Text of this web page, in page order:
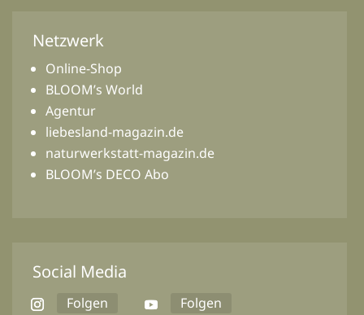
Netzwerk
Online-Shop
BLOOM’s World
Agentur
liebesland-magazin.de
naturwerkstatt-magazin.de
BLOOM’s DECO Abo
Social Media
Folgen
Folgen